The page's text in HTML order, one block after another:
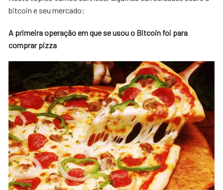
bitcoin e seu mercado:
A primeira operação em que se usou o Bitcoin foi para
comprar pizza